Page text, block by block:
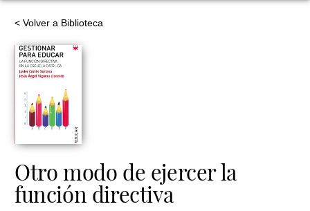
< Volver a Biblioteca
Otro modo de ejercer la
función directiva